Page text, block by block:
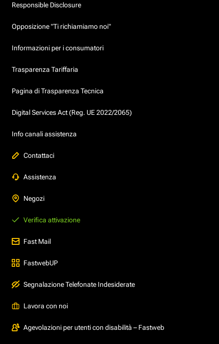
Responsible Disclosure
Opposizione "Ti richiamiamo noi"
Informazioni per i consumatori
Trasparenza Tariffaria
Pagina di Trasparenza Tecnica
Digital Services Act (Reg. UE 2022/2065)
Info canali assistenza
Contattaci
Assistenza
Negozi
Verifica attivazione
Fast Mail
FastwebUP
Segnalazione Telefonate Indesiderate
Lavora con noi
Agevolazioni per utenti con disabilità – Fastweb